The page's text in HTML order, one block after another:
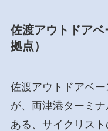
佐渡アウトドア
拠点）
佐渡アウトドアベ
が、両津港ターミ
ある、サイクリス